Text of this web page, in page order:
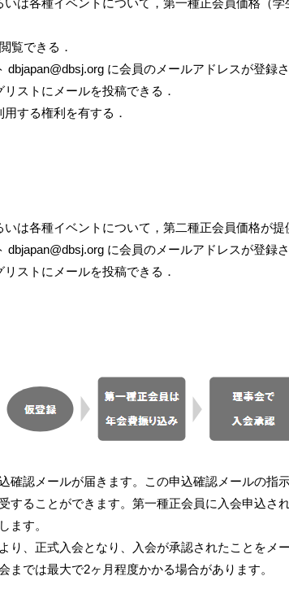
は各種イベントについて，第一種正会員価格（学
覧できる．
dbjapan@dbsj.org に会員のメールアドレスが登録
ストにメールを投稿できる．
する権利を有する．
は各種イベントについて，第二種正会員価格が提
dbjapan@dbsj.org に会員のメールアドレスが登録
ストにメールを投稿できる．
確認メールが届きます。この申込確認メールの指
することができます。第一種正会員に入会申込さ
ます。
り、正式入会となり、入会が承認されたことをメ
までは最大で2ヶ月程度かかる場合があります。